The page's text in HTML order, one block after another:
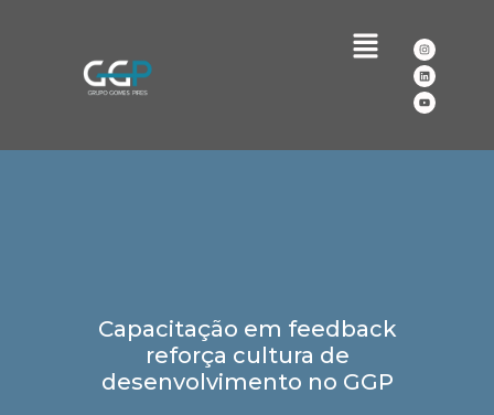
Capacitação em feedback
reforça cultura de
desenvolvimento no GGP